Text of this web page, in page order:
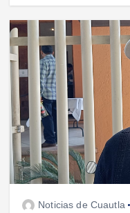
Noticias de Cuautla